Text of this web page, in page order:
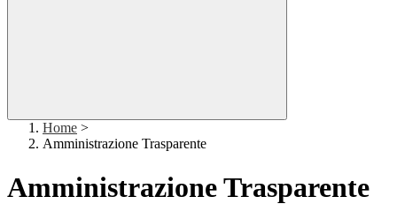
Home >
Amministrazione Trasparente
Amministrazione Trasparente